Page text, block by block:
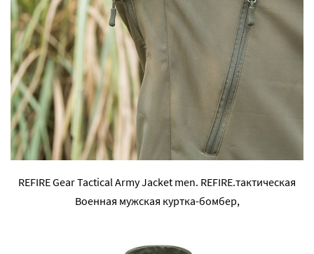
REFIRE Gear Tactical Army Jacket men. REFIRE.тактическая
Военная мужская куртка-бомбер,